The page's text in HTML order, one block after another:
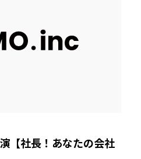
【社長！あなたの会社